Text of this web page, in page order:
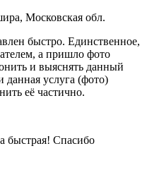
Московская обл.
быстро. Единственное,
а пришло фото
и выяснять данный
услуга (фото)
её частично.
быстрая! Спасибо